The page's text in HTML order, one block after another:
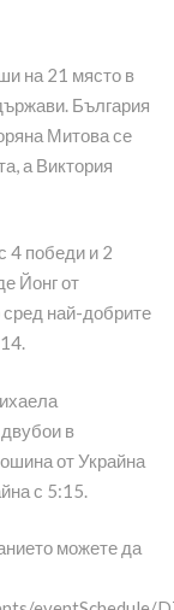
на 21 място в
България
Митова се
а Виктория
4 победи и 2
Йонг от
най-добрите
в
от Украйна
с 5:15.
можете да